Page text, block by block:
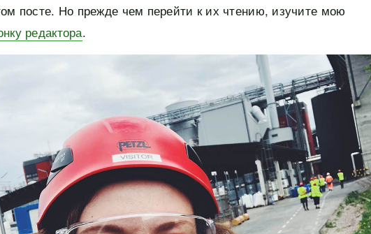
посте. Но прежде чем перейти к их чтению, изучите мою
редактора.